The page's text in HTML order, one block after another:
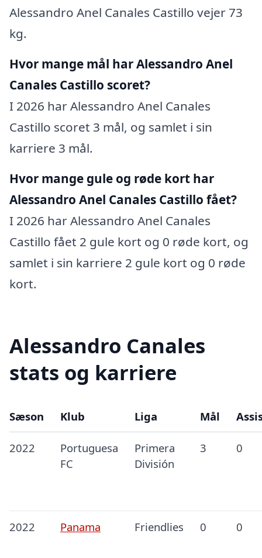
Alessandro Anel Canales Castillo vejer 73
kg.
Hvor mange mål har Alessandro Anel
Canales Castillo scoret?
I 2026 har Alessandro Anel Canales
Castillo scoret 3 mål, og samlet i sin
karriere 3 mål.
Hvor mange gule og røde kort har
Alessandro Anel Canales Castillo fået?
I 2026 har Alessandro Anel Canales
Castillo fået 2 gule kort og 0 røde kort, og
samlet i sin karriere 2 gule kort og 0 røde
kort.
Alessandro Canales
stats og karriere
Sæson Klub Liga Mål
2022
Portuguesa
FC
Primera
División
3 0
2022 Panama Friendlies 0 0